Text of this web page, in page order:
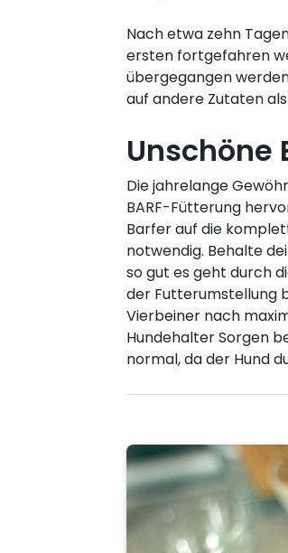
Nach etwa zehn
ersten fortgefahren
übergegangen
auf andere Zutaten
Die jahrelange
BARF-Fütterung
Barfer auf die
notwendig. Behalte
so gut es geht durch
der Futterumstellung
Vierbeiner nach
Hundehalter Sorgen
normal, da der Hund